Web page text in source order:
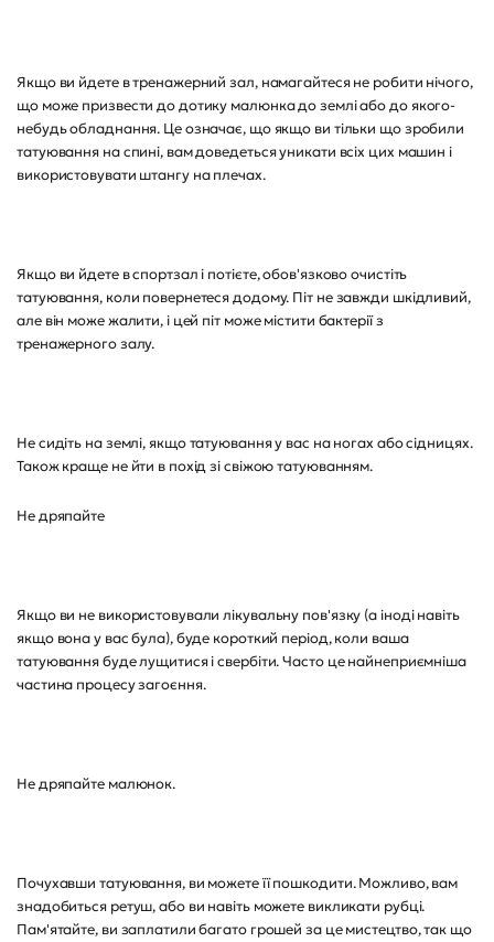
Якщо ви йдете в тренажерний зал, намагайтеся не робити нічого,
що може призвести до дотику малюнка до землі або до якого-
небудь обладнання. Це означає, що якщо ви тільки що зробили
татуювання на спині, вам доведеться уникати всіх цих машин і
використовувати штангу на плечах.
Якщо ви йдете в спортзал і потієте, обов'язково очистіть
татуювання, коли повернетеся додому. Піт не завжди шкідливий,
але він може жалити, і цей піт може містити бактерії з
тренажерного залу.
Не сидіть на землі, якщо татуювання у вас на ногах або сідницях.
Також краще не йти в похід зі свіжою татуюванням.
Не дряпайте
Якщо ви не використовували лікувальну пов'язку (а іноді навіть
якщо вона у вас була), буде короткий період, коли ваша
татуювання буде лущитися і свербіти. Часто це найнеприємніша
частина процесу загоєння.
Не дряпайте малюнок.
Почухавши татуювання, ви можете її пошкодити. Можливо, вам
знадобиться ретуш, або ви навіть можете викликати рубці.
Пам'ятайте, ви заплатили багато грошей за це мистецтво, так що